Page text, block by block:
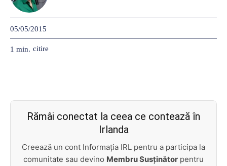
05/05/2015
1 min. citire
Rămâi conectat la ceea ce contează în
Irlanda
Creează un cont Informația IRL pentru a participa la
comunitate sau devino Membru Susținător pentru